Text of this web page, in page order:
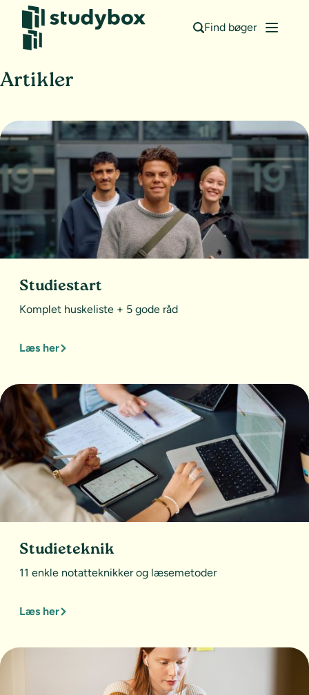
Find bøger
Artikler
Studiestart
Komplet huskeliste + 5 gode råd
Læs her
Studieteknik
11 enkle notatteknikker og læsemetoder
Læs her